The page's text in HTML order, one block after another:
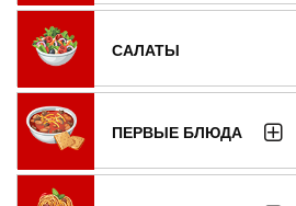
САЛАТЫ
ПЕРВЫЕ БЛЮДА